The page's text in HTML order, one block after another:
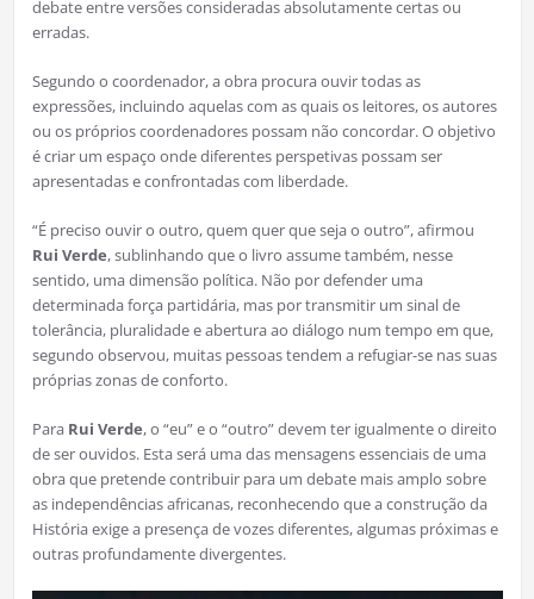
debate entre versões consideradas absolutamente certas ou
erradas.
Segundo o coordenador, a obra procura ouvir todas as
expressões, incluindo aquelas com as quais os leitores, os autores
ou os próprios coordenadores possam não concordar. O objetivo
é criar um espaço onde diferentes perspetivas possam ser
apresentadas e confrontadas com liberdade.
“É preciso ouvir o outro, quem quer que seja o outro”, afirmou
Rui Verde, sublinhando que o livro assume também, nesse
sentido, uma dimensão política. Não por defender uma
determinada força partidária, mas por transmitir um sinal de
tolerância, pluralidade e abertura ao diálogo num tempo em que,
segundo observou, muitas pessoas tendem a refugiar-se nas suas
próprias zonas de conforto.
Para Rui Verde, o “eu” e o “outro” devem ter igualmente o direito
de ser ouvidos. Esta será uma das mensagens essenciais de uma
obra que pretende contribuir para um debate mais amplo sobre
as independências africanas, reconhecendo que a construção da
História exige a presença de vozes diferentes, algumas próximas e
outras profundamente divergentes.